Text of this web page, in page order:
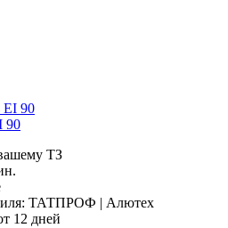
90
ТЗ
ТАТПРОФ | Алютех
12 дней